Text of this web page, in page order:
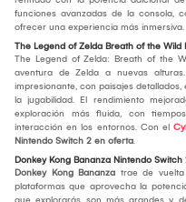
funciones avanzadas de la consola,
ofrecer una experiencia más inmersiva.
The Legend of Zelda Breath of the Wild
The Legend of Zelda: Breath of the
aventura de Zelda a nuevas
impresionante, con paisajes
la jugabilidad. El rendimiento
exploración más fluida, con
interacción en los entornos. Con el
Nintendo Switch 2 en oferta.
Donkey Kong Bananza Nintendo Switch
Donkey Kong Bananza trae de
plataformas que aprovecha la